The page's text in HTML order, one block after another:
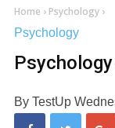
Home › Psychology ›
Psychology
By TestUp